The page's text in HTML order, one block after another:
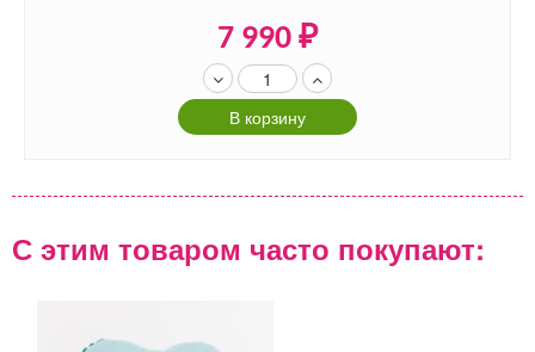
7 990 ₽
В корзину
С этим товаром часто покупают: